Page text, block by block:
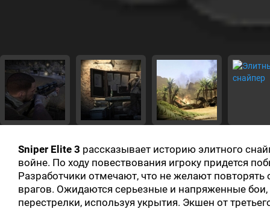
Sniper Elite 3 рассказывает историю элитного
войне. По ходу повествования игроку придется
Разработчики отмечают, что не желают
врагов. Ожидаются серьезные и напряженные
перестрелки, используя укрытия. Экшен от